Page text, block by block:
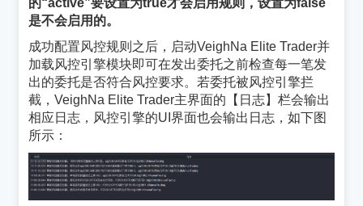
是不会启用的。
成功配置风控规则之后，启动VeighNa Elite Trader并
加载风控引擎模块即可在发出委托之前检查每一笔发
出的委托是否符合风控要求。若委托被风控引擎拦
截，VeighNa Elite Trader主界面的【日志】栏会输出
相应日志，风控引擎的UI界面也会输出日志，如下图
所示：